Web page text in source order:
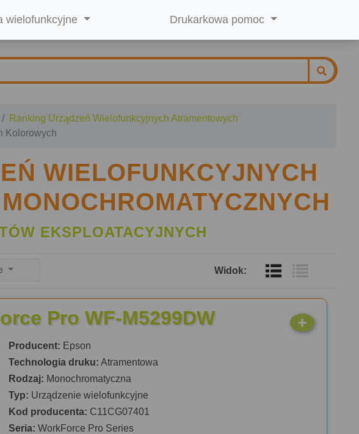
wielofunkcyjne Drukarkowa pomoc
Ranking Urządzeń Wielofunkcyjnych Atramentowych
Kolorowych
WIELOFUNKCYJNYCH
EKSPLOATACYJNYCH
Widok:
Pro WF-M5299DW
Producent: Epson
Technologia druku: Atramentowa
Rodzaj: Monochromatyczna
Typ: Urządzenie wielofunkcyjne
Kod producenta: C11CG07401
Seria: WorkForce Pro Series